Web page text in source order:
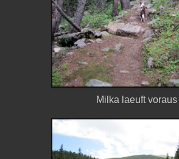
Milka laeuft voraus